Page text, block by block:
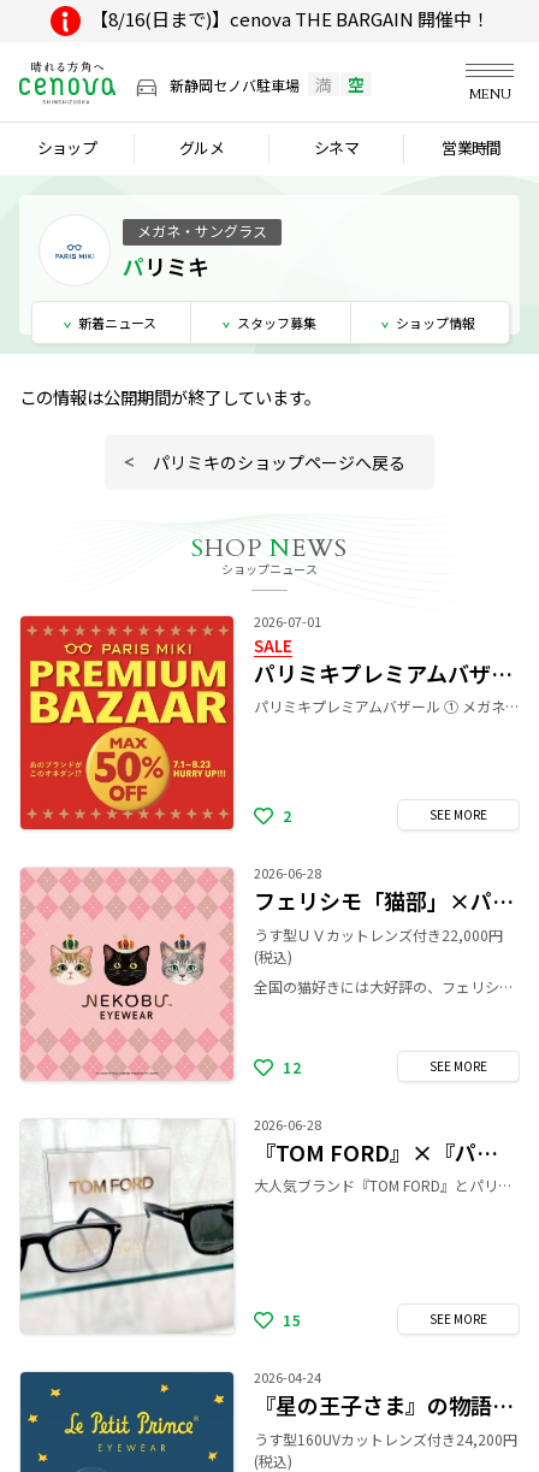
【8/16(日まで)】cenova THE BARGAIN 開催中！
新静岡セノバ駐車場 満 空 MENU
ショップ グルメ シネマ 営業時間
メガネ・サングラス
パリミキ
新着ニュース スタッフ募集 ショップ情報
この情報は公開期間が終了しています。
パリミキのショップページへ戻る
SHOP NEWS
ショップニュース
2026-07-01
SALE
パリミキプレミアムバザール
パリミキプレミアムバザール ① メガネ一式 10%～50%オフ ② レンズSALE（ルティーナシリーズ 調光レンズ ・ 偏光レンズ ） 1,000円OFF 期間中はメガネ一式が最大50％OFFになります。 更にレンズSALEとしてルティーナシリーズレンズ、 調光レンズ(トランジションズ)、 偏光レンズ(グレアレス1.60)が 税込1,000円OFFとなります。 是非この機会にお立ち寄り下さいませ。 ※他の割引・値引きとは併用出来ません。 詳しくは店頭スタッフまでお問い合わせ下さいませ。 期間 7/1(水)〜8/23(日)
2 SEE MORE
2026-06-28
フェリシモ「猫部」×パリミキのメガネフレーム第三弾発売！
うす型ＵＶカットレンズ付き22,000円
(税込)
全国の猫好きには大好評の、フェリシモ「猫部」×パリミキのメガネフレーム第三弾発売！ 今回はシリーズ初のツーポイント（フチなし）フレームなど取り揃え、全18種類のバリエーションです。 猫耳やおひげ、かわいいおててなど、猫の特徴をデザインに取り入れ、さまざまな猫毛をイメージしたカラーリングとなっています。 ぜひお気に入りの猫ちゃんフレームを見つけてください。
12 SEE MORE
2026-06-28
『TOM FORD』×『パリミキ』コラボ
大人気ブランド『TOM FORD』とパリミキの 限定コラボ商品をご紹介👓✨ 度付きメガネ(68,300円〜) 男女問わずかけやすい小ぶりなウェリントンモデル✨ マットブラックの質感は個性的で高級感あふれる 魅力的なデザインになっています。 サングラス(68,200円) 定番のアメリカンウェリントンモデル✨ ブラックフレームにシルバーのT字飾りがより際立ち シックでクールな印象を与えてくれます。 パリミキ限定商品になりますので、 店頭にお立ち寄りの際は是非お試しください！
15 SEE MORE
2026-04-24
『星の王子さま』の物語を表現した アイウェアコレクションが登場！
うす型160UVカットレンズ付き24,200円
(税込)